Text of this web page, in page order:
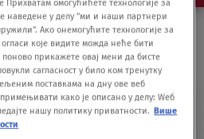
Прихватам омогућићете технологије за
наведене у делу "ми и наши партнери
Ако онемогућите технологије за
које видите можда неће бити
прикажете овај мени да бисте
сагласност у било ком тренутку
поставкама на дну ове веб
како је описано у делу: Wеб
нашу политику приватности. Више